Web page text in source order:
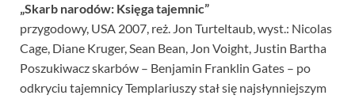
„Skarb narodów: Księga tajemnic”
przygodowy, USA 2007, reż. Jon Turteltaub, wyst.: Nicolas
Cage, Diane Kruger, Sean Bean, Jon Voight, Justin Bartha
Poszukiwacz skarbów – Benjamin Franklin Gates – po
odkryciu tajemnicy Templariuszy stał się najsłynniejszym